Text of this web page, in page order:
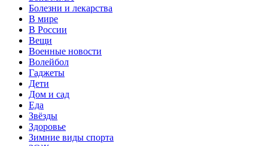
Болезни и лекарства
В мире
В России
Вещи
Военные новости
Волейбол
Гаджеты
Дети
Дом и сад
Еда
Звёзды
Здоровье
Зимние виды спорта